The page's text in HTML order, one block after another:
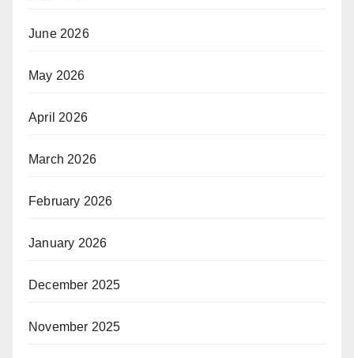
June 2026
May 2026
April 2026
March 2026
February 2026
January 2026
December 2025
November 2025